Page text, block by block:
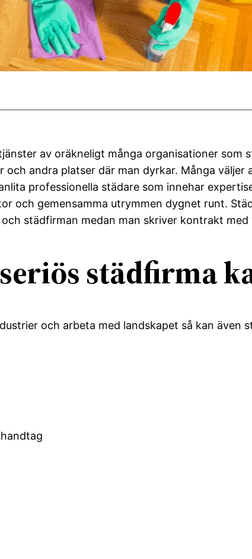
av oräkneligt många organisationer som
och andra platser där man dyrkar. Många
professionella städare som innehar
och gemensamma utrymmen dygnet runt.
städfirman medan man skriver kontrakt med
städfirma
och arbeta med landskapet så kan även